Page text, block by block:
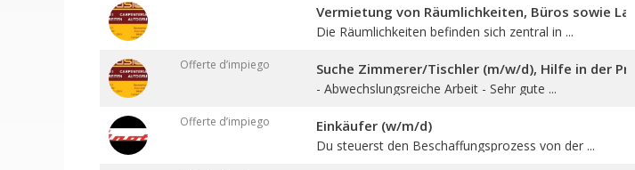
Vermietung von Räumlichkeiten, Büros sowie
Die Räumlichkeiten befinden sich zentral in ...
Offerte d’impiego Suche Zimmerer/Tischler (m/w/d), Hilfe in der
- Abwechslungsreiche Arbeit - Sehr gute ...
Offerte d’impiego Einkäufer (w/m/d)
Du steuerst den Beschaffungsprozess von der ...